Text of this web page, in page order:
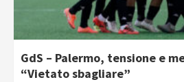
GdS – Palermo, tensione e
“Vietato sbagliare”